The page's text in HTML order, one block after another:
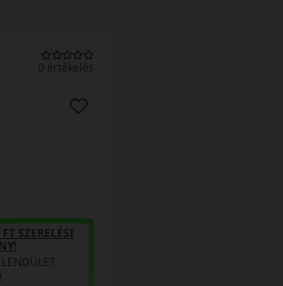
0 értékelés
SZERELÉSI